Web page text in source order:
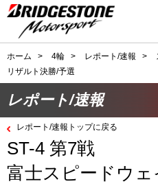
ホーム > 4輪 > レポート/速報 >
リザルト決勝/予選
レポート/速報
レポート/速報トップに戻る
ST-4 第7戦
富士スピードウェ